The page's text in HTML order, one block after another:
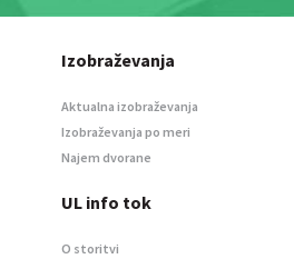
Izobraževanja
Aktualna izobraževanja
Izobraževanja po meri
Najem dvorane
UL info tok
O storitvi